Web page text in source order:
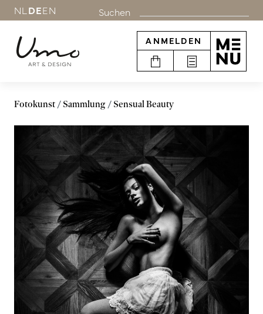
NL DEEN Suchen
ANMELDEN
Fotokunst Sammlung Sensual Beauty